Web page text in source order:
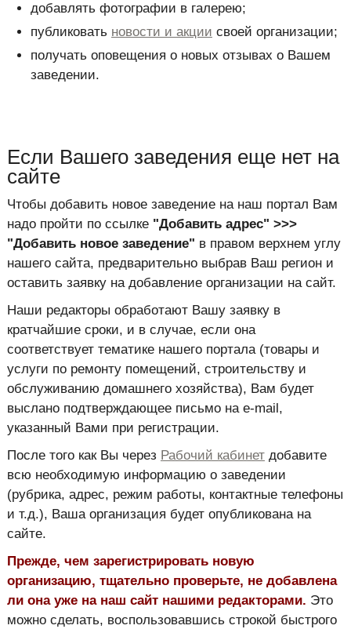
добавлять фотографии в галерею;
публиковать новости и акции своей организации;
получать оповещения о новых отзывах о Вашем
заведении.
Если Вашего заведения еще нет на
сайте
Чтобы добавить новое заведение на наш портал Вам
надо пройти по ссылке "Добавить адрес" >>>
"Добавить новое заведение" в правом верхнем углу
нашего сайта, предварительно выбрав Ваш регион и
оставить заявку на добавление организации на сайт.
Наши редакторы обработают Вашу заявку в
кратчайшие сроки, и в случае, если она
соответствует тематике нашего портала (товары и
услуги по ремонту помещений, строительству и
обслуживанию домашнего хозяйства), Вам будет
выслано подтверждающее письмо на e-mail,
указанный Вами при регистрации.
После того как Вы через Рабочий кабинетдобавите
всю необходимую информацию о заведении
(рубрика, адрес, режим работы, контактные телефоны
и т.д.), Ваша организация будет опубликована на
сайте.
Прежде, чем зарегистрировать новую
организацию, тщательно проверьте, не добавлена
ли она уже на наш сайт нашими редакторами. Это
можно сделать, воспользовавшись строкой быстрого